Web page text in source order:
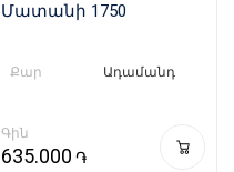
Մատանի 1750
Քար Ադամանդ
Գին
635.000 ֏